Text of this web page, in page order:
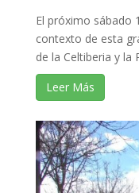
El próximo sábado
contexto de esta
de la Celtiberia y la
Leer Más